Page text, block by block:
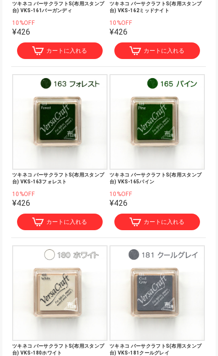
ツキネコ バーサクラフトS(布用スタンプ
台) VKS-161バーガンディ
10%OFF
¥426
カートに入れる
ツキネコ バーサクラフトS(布用スタンプ
台) VKS-162ミッドナイト
10%OFF
¥426
カートに入れる
ツキネコ バーサクラフトS(布用スタンプ
台) VKS-163フォレスト
10%OFF
¥426
カートに入れる
ツキネコ バーサクラフトS(布用スタンプ
台) VKS-165パイン
10%OFF
¥426
カートに入れる
ツキネコ バーサクラフトS(布用スタンプ
台) VKS-180ホワイト
ツキネコ バーサクラフトS(布用スタンプ
台) VKS-181クールグレイ